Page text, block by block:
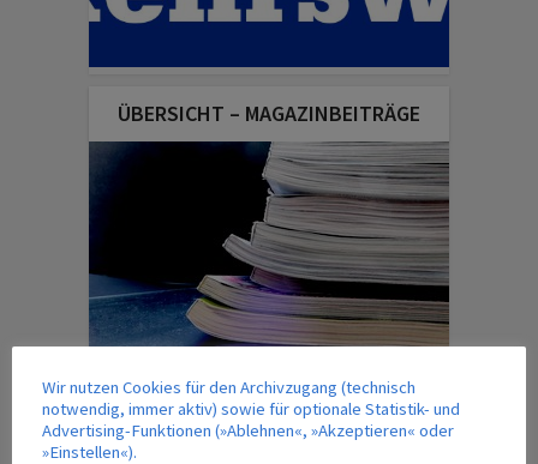
ÜBERSICHT – MAGAZINBEITRÄGE
IM VERLAG ERSCHEINT AUCH …
Wir nutzen Cookies für den Archivzugang (technisch
notwendig, immer aktiv) sowie für optionale Statistik- und
Advertising-Funktionen (»Ablehnen«, »Akzeptieren« oder
»Einstellen«).